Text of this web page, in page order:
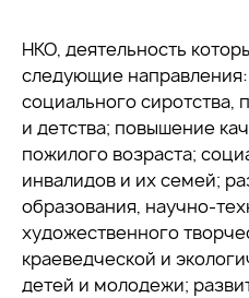
НКО, деятельность
следующие
социального сиротства,
и детства; повышение
пожилого возраста;
инвалидов и их семей;
образования, научно-
художественного
краеведческой и
детей и молодежи;